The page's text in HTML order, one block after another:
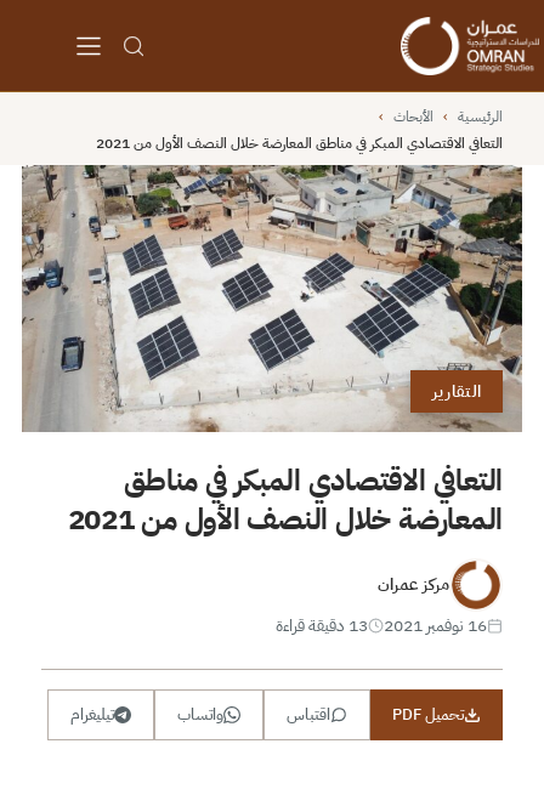
الرئيسية › الأبحاث ›
التعافي الاقتصادي المبكر في مناطق المعارضة خلال النصف الأول من 2021
التقارير
التعافي الاقتصادي المبكر في مناطق
المعارضة خلال النصف الأول من 2021
مركز عمران
16 نوفمبر 2021
13 دقيقة قراءة
تحميل PDF اقتباس واتساب تيليغرام